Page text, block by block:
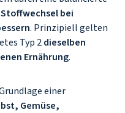
bei
. Prinzipiell gelten
Typ 2dieselben
Ernährung.
einer
Gemüse,